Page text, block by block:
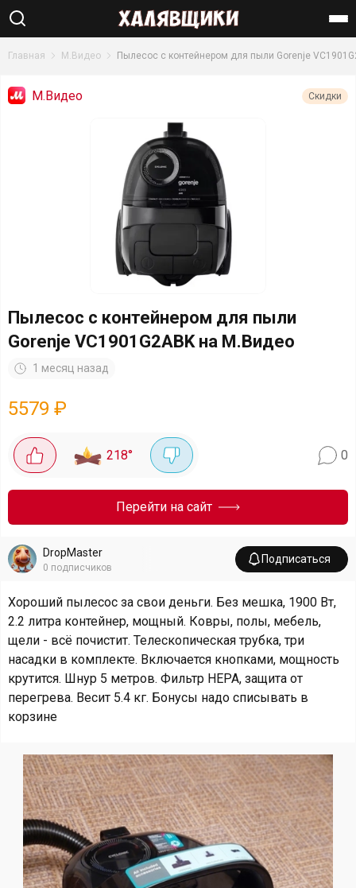
Найти
Главная М.Видео Пылесос с контейнером для пыли Gorenje
М.Видео Скидки
Пылесос с контейнером для пыли
Gorenje VC1901G2ABK на М.Видео
1 месяц назад
5579 ₽
218° 0
Перейти на сайт
DropMaster
0 подписчиков
Подписаться
Хороший пылесос за свои деньги. Без мешка, 1900 Вт,
2.2 литра контейнер, мощный. Ковры, полы, мебель,
щели - всё почистит. Телескопическая трубка, три
насадки в комплекте. Включается кнопками, мощность
крутится. Шнур 5 метров. Фильтр HEPA, защита от
перегрева. Весит 5.4 кг. Бонусы надо списывать в
корзине